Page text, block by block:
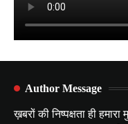
Author Message
ख़बरों की निष्पक्षता ही